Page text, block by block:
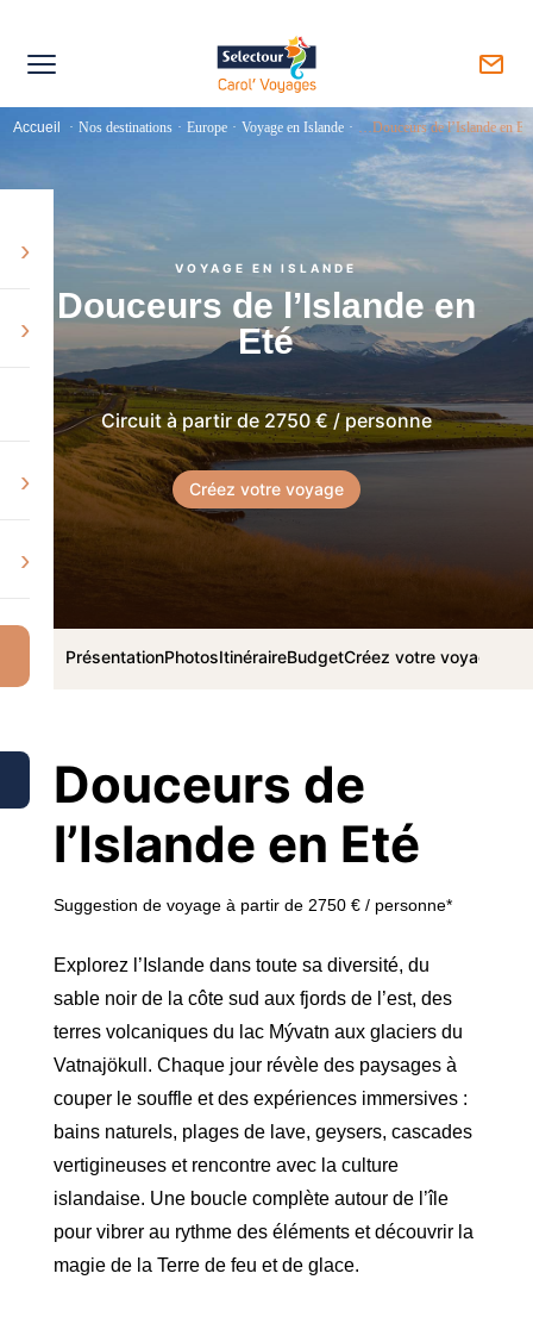
›
›
›
›
Accueil · Nos destinations · Europe · Voyage en Islande · …Douceurs de l’Islande en Eté
VOYAGE EN ISLANDE
Douceurs de l’Islande en
Eté
Circuit à partir de 2750 € / personne
Créez votre voyage
PrésentationPhotosItinéraireBudgetCréez votre voyage
Douceurs de
l’Islande en Eté
Suggestion de voyage à partir de 2750 € / personne*
Explorez l’Islande dans toute sa diversité, du
sable noir de la côte sud aux fjords de l’est, des
terres volcaniques du lac Mývatn aux glaciers du
Vatnajökull. Chaque jour révèle des paysages à
couper le souffle et des expériences immersives :
bains naturels, plages de lave, geysers, cascades
vertigineuses et rencontre avec la culture
islandaise. Une boucle complète autour de l’île
pour vibrer au rythme des éléments et découvrir la
magie de la Terre de feu et de glace.